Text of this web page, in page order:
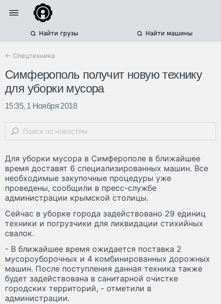
Найти грузы Найти машины
← Спецтехника
Симферополь получит новую технику
для уборки мусора
15:35, 1 Ноября 2018
Для уборки мусора в Симферополе в ближайшее
время доставят 6 специализированных машин. Все
необходимые закупочные процедуры уже
проведены, сообщили в пресс-службе
администрации крымской столицы.
Сейчас в уборке города задействовано 29 единиц
техники и погрузчики для ликвидации стихийных
свалок.
- В ближайшее время ожидается поставка 2
мусороуборочных и 4 комбинированных дорожных
машин. После поступления данная техника также
будет задействована в санитарной очистке
городских территорий, - отметили в
администрации.